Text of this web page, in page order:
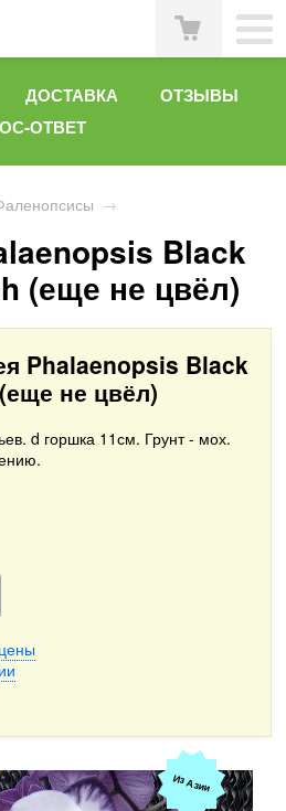
ДОСТАВКА
ОТЗЫВЫ
ОТВЕТ
→
Black
(еще не цвёл)
Phalaenopsis Black
не цвёл)
d горшка 11см. Грунт - мох.
Из Азии